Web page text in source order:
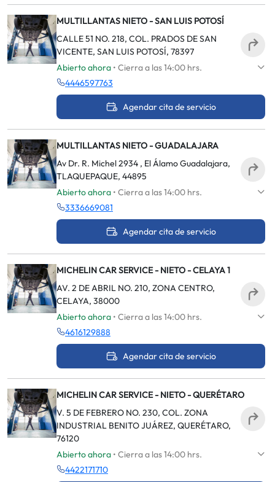
MULTILLANTAS NIETO - SAN LUIS POTOSÍ
CALLE 51 NO. 218, COL. PRADOS DE SAN
VICENTE, SAN LUIS POTOSÍ, 78397
Abierto ahora • Cierra a las 14:00 hrs.
4446597763
Agendar cita de servicio
MULTILLANTAS NIETO - GUADALAJARA
Av Dr. R. Michel 2934 , El Álamo Guadalajara,
TLAQUEPAQUE, 44895
Abierto ahora • Cierra a las 14:00 hrs.
3336669081
Agendar cita de servicio
MICHELIN CAR SERVICE - NIETO - CELAYA 1
AV. 2 DE ABRIL NO. 210, ZONA CENTRO,
CELAYA, 38000
Abierto ahora • Cierra a las 14:00 hrs.
4616129888
Agendar cita de servicio
MICHELIN CAR SERVICE - NIETO - QUERÉTARO
V. 5 DE FEBRERO NO. 230, COL. ZONA
INDUSTRIAL BENITO JUÁREZ, QUERÉTARO,
76120
Abierto ahora • Cierra a las 14:00 hrs.
4422171710